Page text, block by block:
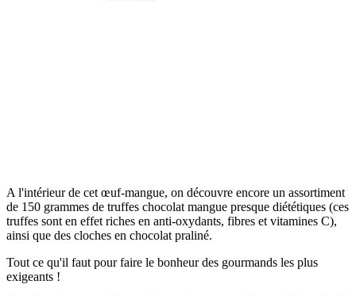
A l'intérieur de cet œuf-mangue, on découvre encore un assortiment
de 150 grammes de truffes chocolat­ mangue presque diététiques (ces
truffes sont en effet riches en anti-oxydants, fibres et vitamines C),
ainsi que des cloches en chocolat praliné.
Tout ce qu'il faut pour faire le bonheur des gourmands les plus
exigeants !